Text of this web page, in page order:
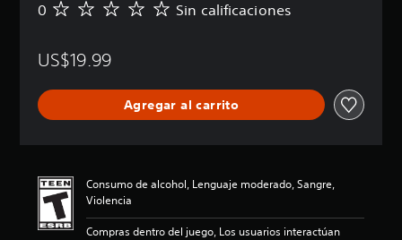
S
c
i
c
o
0 Sin calificaciones
US$19.99
Agregar al carrito
Consumo de alcohol, Lenguaje moderado, Sangre,
Violencia
Compras dentro del juego, Los usuarios interactúan